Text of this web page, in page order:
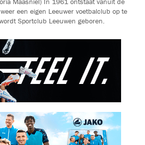
een eigen Leeuwer voetbalclub op te
Sportclub Leeuwen geboren.